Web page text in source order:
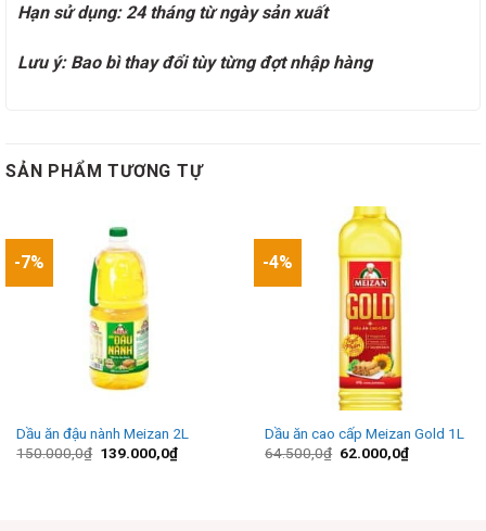
Hạn sử dụng: 24 tháng từ ngày sản xuất
Lưu ý: Bao bì thay đổi tùy từng đợt nhập hàng
SẢN PHẨM TƯƠNG TỰ
-7%
Dầu ăn đậu nành Meizan 2L
150.000,0₫ Giá
139.000,0₫Giá
-4%
Dầu ăn cao cấp Meizan Gold 1L
64.500,0₫ Giá
62.000,0₫Giá